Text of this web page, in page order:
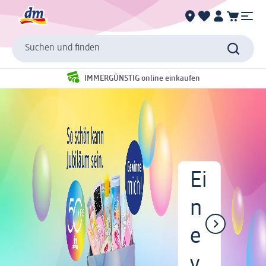
Suchen und finden
IMMERGÜNSTIG online einkaufen
Ei
n
e